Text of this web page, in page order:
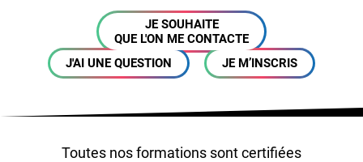
JE SOUHAITE
QUE L'ON ME CONTACTE
J'AI UNE QUESTION
JE M’INSCRIS
Toutes nos formations sont certifiées